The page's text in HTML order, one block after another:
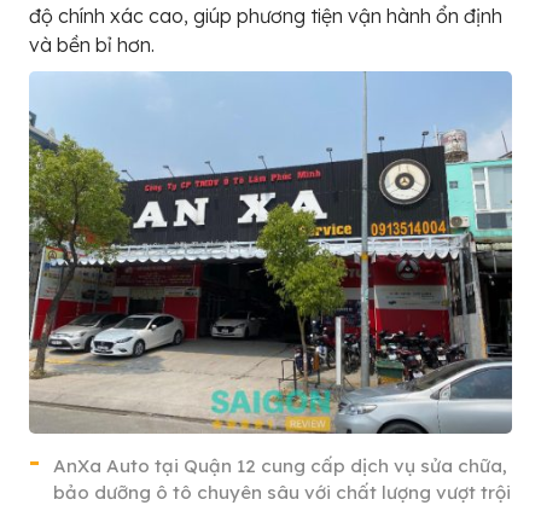
độ chính xác cao, giúp phương tiện vận hành ổn định
và bền bỉ hơn.
AnXa Auto tại Quận 12 cung cấp dịch vụ sửa chữa,
bảo dưỡng ô tô chuyên sâu với chất lượng vượt trội